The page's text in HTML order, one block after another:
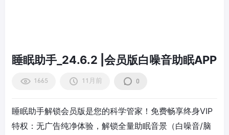
睡眠助手_24.6.2 |会员版白噪音助眠APP
1665 11月前 0
睡眠助手解锁会员版是您的科学管家！免费畅享终身VIP
特权：无广告纯净体验，解锁全量助眠音景（白噪音/脑